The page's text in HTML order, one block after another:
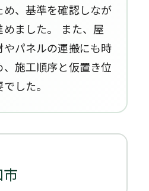
め、基準を確認しなが
めました。 また、屋
パネルの運搬にも時
施工順序と仮置き位
した。